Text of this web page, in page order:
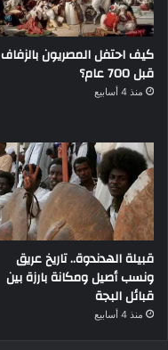
كيف احتفل المصريون بالزفاف
قبل 700 عام؟
منذ 4 أسابيع
قبيلة الهدندوة.. تاريخ عريق
ونسب أصيل ومكانة بارزة بين
قبائل البجة
منذ 4 أسابيع